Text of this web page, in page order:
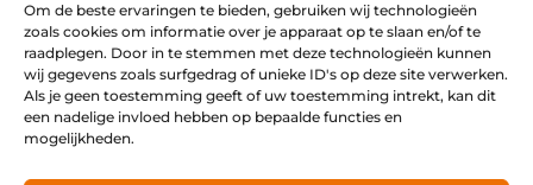
Om de beste ervaringen te bieden, gebruiken wij technologieën
zoals cookies om informatie over je apparaat op te slaan en/of te
raadplegen. Door in te stemmen met deze technologieën kunnen
wij gegevens zoals surfgedrag of unieke ID's op deze site verwerken.
Als je geen toestemming geeft of uw toestemming intrekt, kan dit
een nadelige invloed hebben op bepaalde functies en
mogelijkheden.
danhier!
Social media